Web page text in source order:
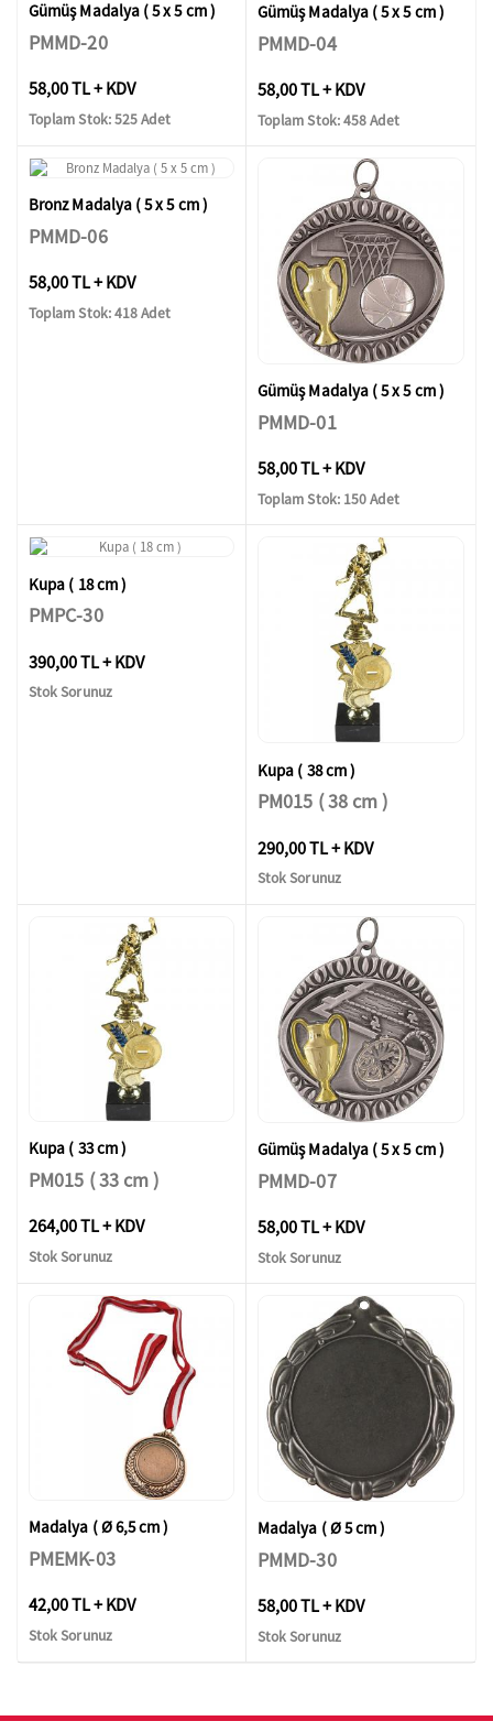
Gümüş Madalya ( 5 x 5 cm )
PMMD-20
58,00 TL + KDV
Toplam Stok: 525 Adet
Gümüş Madalya ( 5 x 5 cm )
PMMD-04
58,00 TL + KDV
Toplam Stok: 458 Adet
Bronz Madalya ( 5 x 5 cm )
PMMD-06
58,00 TL + KDV
Toplam Stok: 418 Adet
Gümüş Madalya ( 5 x 5 cm )
PMMD-01
58,00 TL + KDV
Toplam Stok: 150 Adet
Kupa ( 18 cm )
PMPC-30
390,00 TL + KDV
Stok Sorunuz
Kupa ( 38 cm )
PM015 ( 38 cm )
290,00 TL + KDV
Stok Sorunuz
Kupa ( 33 cm )
PM015 ( 33 cm )
264,00 TL + KDV
Stok Sorunuz
Gümüş Madalya ( 5 x 5 cm )
PMMD-07
58,00 TL + KDV
Stok Sorunuz
Madalya ( Ø 6,5 cm )
PMEMK-03
42,00 TL + KDV
Stok Sorunuz
Madalya ( Ø 5 cm )
PMMD-30
58,00 TL + KDV
Stok Sorunuz